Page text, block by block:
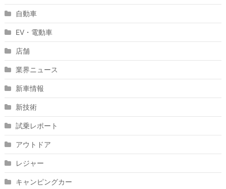
自動車
EV・電動車
店舗
業界ニュース
新車情報
新技術
試乗レポート
アウトドア
レジャー
キャンピングカー